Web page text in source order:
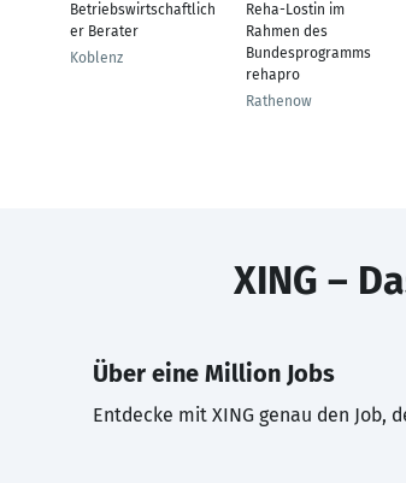
Betriebswirtschaftlich
er Berater
Koblenz
Reha-Lostin im
Rahmen des
Bundesprogramms
rehapro
Rathenow
XING –
Über eine Million Jobs
Entdecke mit XING genau den Job,